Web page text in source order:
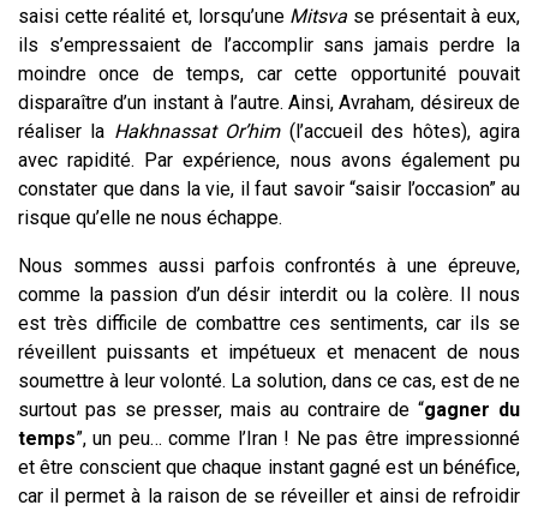
saisi cette réalité et, lorsqu’une Mitsva se présentait à eux,
ils s’empressaient de l’accomplir sans jamais perdre la
moindre once de temps, car cette opportunité pouvait
disparaître d’un instant à l’autre. Ainsi, Avraham, désireux de
réaliser la Hakhnassat Or’him(l’accueil des hôtes), agira
avec rapidité. Par expérience, nous avons également pu
constater que dans la vie, il faut savoir “saisir l’occasion” au
risque qu’elle ne nous échappe.
Nous sommes aussi parfois confrontés à une épreuve,
comme la passion d’un désir interdit ou la colère. Il nous
est très difficile de combattre ces sentiments, car ils se
réveillent puissants et impétueux et menacent de nous
soumettre à leur volonté. La solution, dans ce cas, est de ne
surtout pas se presser, mais au contraire de “gagner du
temps”, un peu… comme l’Iran ! Ne pas être impressionné
et être conscient que chaque instant gagné est un bénéfice,
car il permet à la raison de se réveiller et ainsi de refroidir